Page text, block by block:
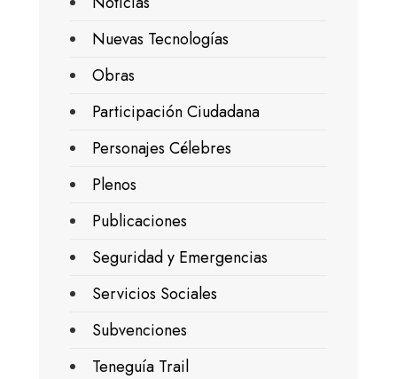
Nuevas Tecnologías
Obras
Participación Ciudadana
Personajes Célebres
Plenos
Publicaciones
Seguridad y Emergencias
Servicios Sociales
Subvenciones
Teneguía Trail